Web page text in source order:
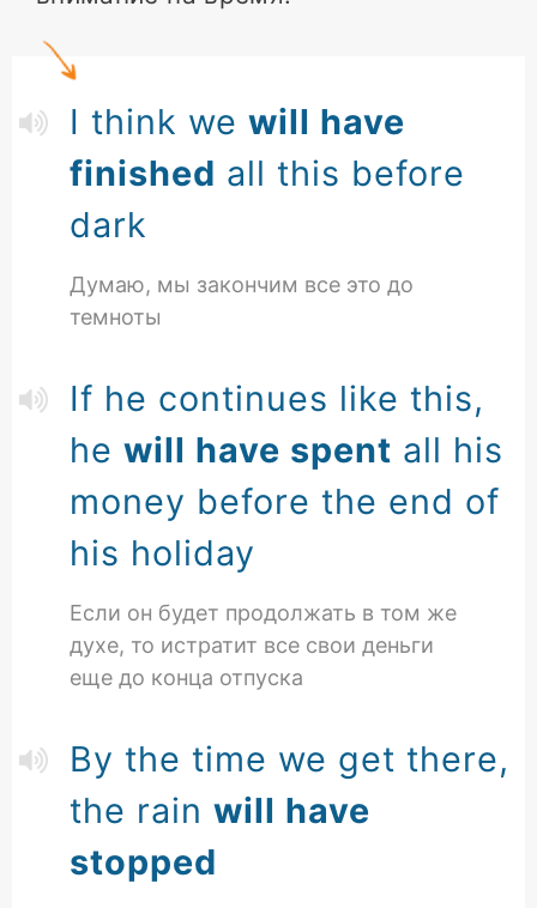
I think we will have
finished all this before
dark
Думаю, мы закончим все это до
темноты
If he continues like this,
he will have spent all his
money before the end of
his holiday
Если он будет продолжать в том же
духе, то истратит все свои деньги
еще до конца отпуска
By the time we get there,
the rain will have
stopped